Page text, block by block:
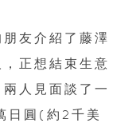
友介紹了藤澤
正想結束生意
人見面談了一
日圓(約2千美